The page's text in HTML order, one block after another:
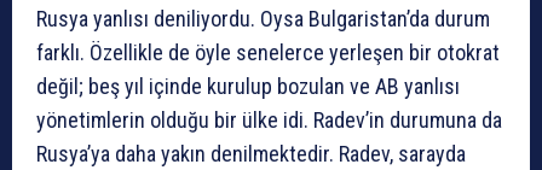
Rusya yanlısı deniliyordu. Oysa Bulgaristan’da durum
farklı. Özellikle de öyle senelerce yerleşen bir otokrat
değil; beş yıl içinde kurulup bozulan ve AB yanlısı
yönetimlerin olduğu bir ülke idi. Radev’in durumuna da
Rusya’ya daha yakın denilmektedir. Radev, sarayda